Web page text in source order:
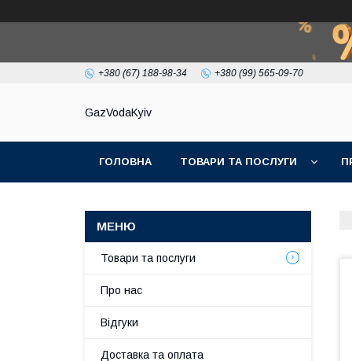
+380 (67) 188-98-34 +380 (99) 565-09-70
GazVodaKyiv
ГОЛОВНА ТОВАРИ ТА ПОСЛУГИ
Товари та послуги
Про нас
Відгуки
Доставка та оплата